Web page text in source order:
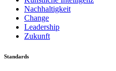
Nachhaltigkeit
Change
Leadership
Zukunft
Standards